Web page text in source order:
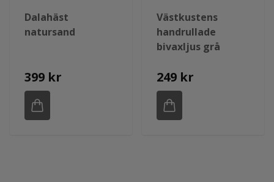
Dalahäst
natursand
399 kr
Västkustens
handrullade
bivaxljus grå
249 kr